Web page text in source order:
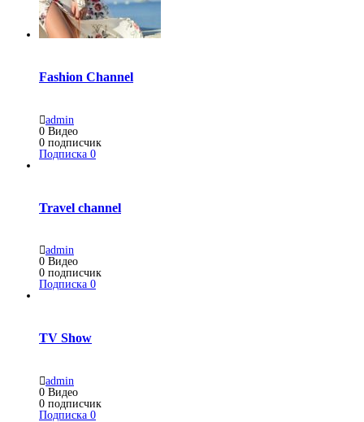
Fashion Channel
admin
0 Видео
0 подписчик
Подписка 0
Travel channel
admin
0 Видео
0 подписчик
Подписка 0
TV Show
admin
0 Видео
0 подписчик
Подписка 0